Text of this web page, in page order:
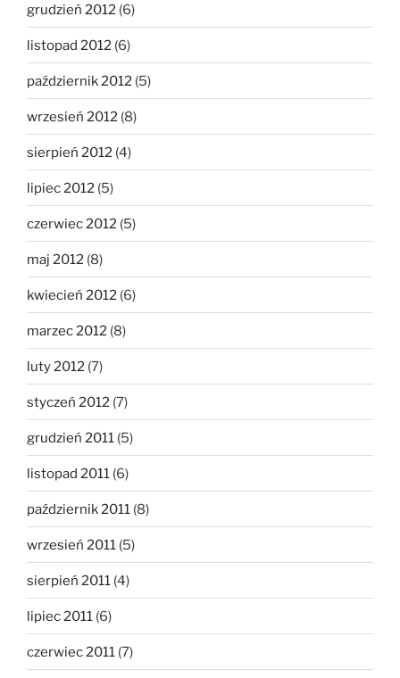
grudzień 2012 (6)
listopad 2012 (6)
październik 2012 (5)
wrzesień 2012 (8)
sierpień 2012 (4)
lipiec 2012 (5)
czerwiec 2012 (5)
maj 2012 (8)
kwiecień 2012 (6)
marzec 2012 (8)
luty 2012 (7)
styczeń 2012 (7)
grudzień 2011 (5)
listopad 2011 (6)
październik 2011 (8)
wrzesień 2011 (5)
sierpień 2011 (4)
lipiec 2011 (6)
czerwiec 2011 (7)